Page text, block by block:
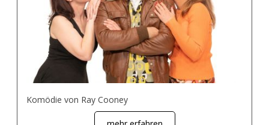
Komödie von Ray Cooney